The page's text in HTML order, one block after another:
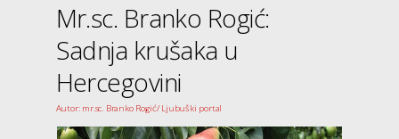
Mr.sc. Branko Rogić:
Sadnja krušaka u
Hercegovini
Autor: mr.sc. Branko Rogić/ Ljubuški portal